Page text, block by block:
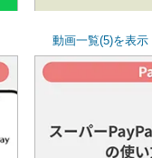
動画一覧(5)を表示
ーPayPayク